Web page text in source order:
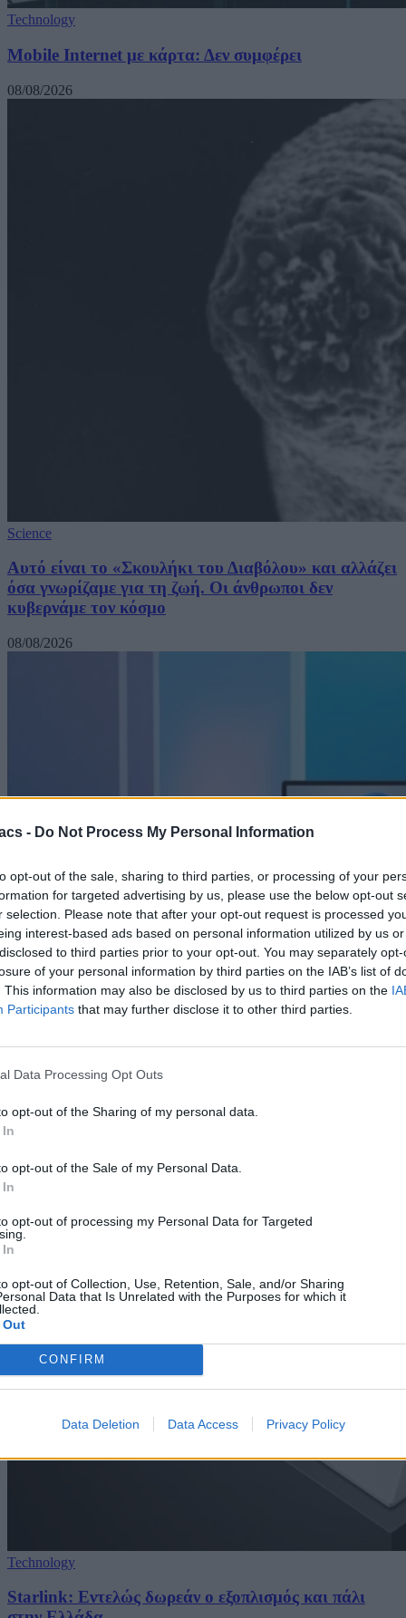
- Do Not Process My Personal Information
opt-out of the sale, sharing to third parties, or processing of your
for targeted advertising by us, please use the below opt-out
selection. Please note that after your opt-out request is processed
interest-based ads based on personal information utilized by us
to third parties prior to your opt-out. You may separately
of your personal information by third parties on the IAB’s list of
This information may also be disclosed by us to third parties on the
Participants that may further disclose it to other third parties.
Data Processing Opt Outs
opt-out of the Sharing of my personal data.
opt-out of the Sale of my Personal Data.
opt-out of processing my Personal Data for Targeted
opt-out of Collection, Use, Retention, Sale, and/or Sharing
Data that Is Unrelated with the Purposes for which it
CONFIRM
Data Deletion Data Access Privacy Policy
Technology
Mobile Internet με κάρτα: Δεν συμφέρει
08/08/2026
Science
Αυτό είναι το «Σκουλήκι του Διαβόλου» και αλλάζει
όσα γνωρίζαμε για τη ζωή. Οι άνθρωποι δεν
κυβερνάμε τον κόσμο
08/08/2026
Microsoft δεν πείθει
Technology
Starlink: Εντελώς δωρεάν ο εξοπλισμός και πάλι